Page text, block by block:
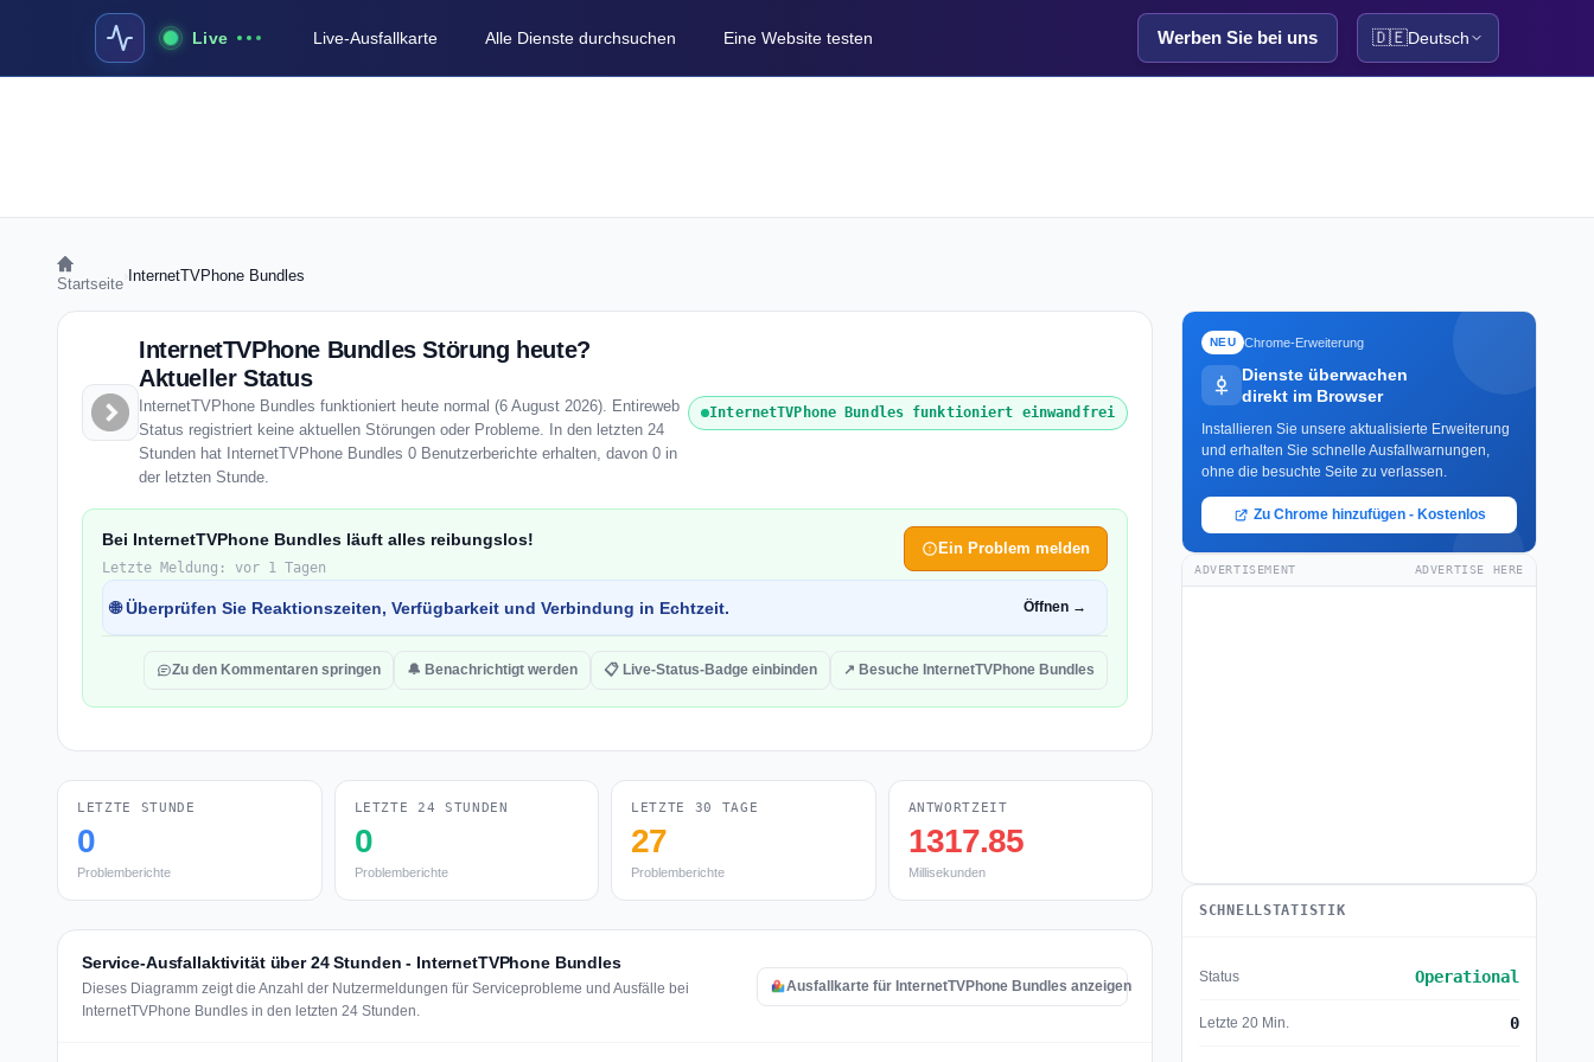
Live Live-Ausfallkarte Alle Dienste durchsuchen Eine Website testen Werben Sie bei uns 🇩🇪Deutsch
Startseite InternetTVPhone Bundles
InternetTVPhone Bundles Störung heute?
Aktueller Status
InternetTVPhone Bundles funktioniert heute normal (6 August 2026). Entireweb
Status registriert keine aktuellen Störungen oder Probleme. In den letzten 24
Stunden hat InternetTVPhone Bundles 0 Benutzerberichte erhalten, davon 0 in
der letzten Stunde.
InternetTVPhone Bundles funktioniert einwandfrei
Bei InternetTVPhone Bundles läuft alles reibungslos!
Letzte Meldung: vor 1 Tagen
Ein Problem melden
🌐 Überprüfen Sie Reaktionszeiten, Verfügbarkeit und Verbindung in Echtzeit. Öffnen →
Zu den Kommentaren springen 🔔 Benachrichtigt werden 📋 Live-Status-Badge einbinden ↗ Besuche InternetTVPhone Bundles
LETZTE STUNDE
0
Problemberichte
LETZTE 24 STUNDEN
0
Problemberichte
LETZTE 30 TAGE
27
Problemberichte
ANTWORTZEIT
1317.85
Millisekunden
Service-Ausfallaktivität über 24 Stunden - InternetTVPhone Bundles
Dieses Diagramm zeigt die Anzahl der Nutzermeldungen für Serviceprobleme und Ausfälle bei
InternetTVPhone Bundles in den letzten 24 Stunden.
Ausfallkarte für InternetTVPhone Bundles anzeigen
NEU Chrome-Erweiterung
Dienste überwachen
direkt im Browser
Installieren Sie unsere aktualisierte Erweiterung
und erhalten Sie schnelle Ausfallwarnungen,
ohne die besuchte Seite zu verlassen.
Zu Chrome hinzufügen - Kostenlos
ADVERTISEMENT ADVERTISE HERE
SCHNELLSTATISTIK
Status Operational
Letzte 20 Min. 0